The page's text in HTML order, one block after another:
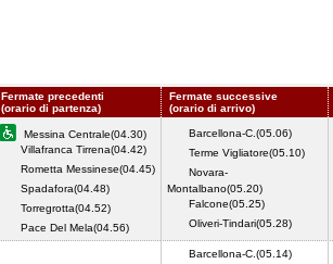
Fermate precedenti
(orario di partenza)
Fermate successive
(orario di arrivo)
Messina Centrale(04.30)
Villafranca Tirrena(04.42)
Rometta Messinese(04.45)
Spadafora(04.48)
Torregrotta(04.52)
Pace Del Mela(04.56)
Barcellona-C.(05.06)
Terme Vigliatore(05.10)
Novara-
Montalbano(05.20)
Falcone(05.25)
Oliveri-Tindari(05.28)
Barcellona-C.(05.14)